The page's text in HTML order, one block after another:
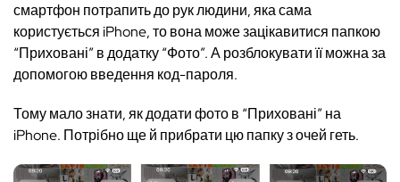
смартфон потрапить до рук людини, яка сама
користується iPhone, то вона може зацікавитися папкою
“Приховані” в додатку “Фото”. А розблокувати її можна за
допомогою введення код-пароля.
Тому мало знати, як додати фото в “Приховані” на
iPhone. Потрібно ще й прибрати цю папку з очей геть.